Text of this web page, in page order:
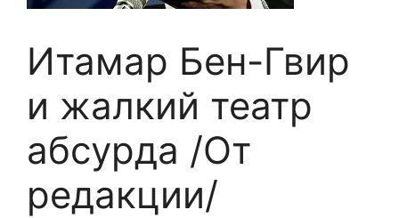
Итамар Бен-Гвир
и жалкий театр
абсурда /От
редакции/